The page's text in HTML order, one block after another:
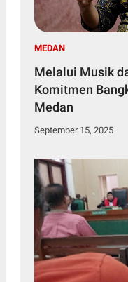
MEDAN
Melalui Musik
Komitmen
Medan
September 15, 2025